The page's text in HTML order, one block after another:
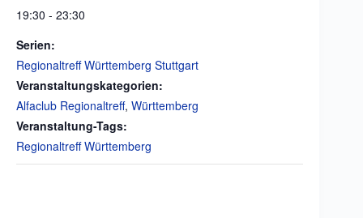
19:30 - 23:30
Serien:
Regionaltreff Württemberg Stuttgart
Veranstaltungskategorien:
Alfaclub Regionaltreff, Württemberg
Veranstaltung-Tags:
Regionaltreff Württemberg